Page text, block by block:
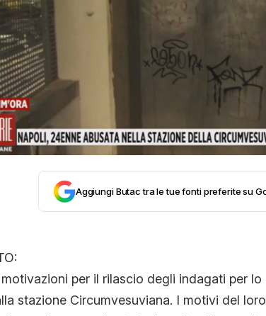
STORIA E CITAZIONI
INTRATTENIMENTO
COMPLOTTI, LEGGENDE URBANE ED
EDITORIALI
CLIMA ED ENERGIA
Aggiungi Butac tra le tue fonti preferite su
per il rilascio degli indagati per
stazione Circumvesuviana. I motivi del